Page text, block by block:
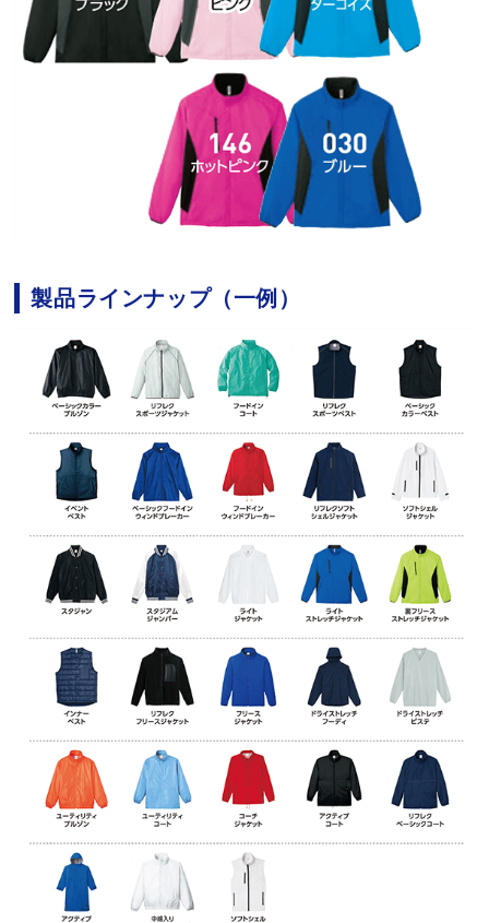
製品ラインナップ（一例）